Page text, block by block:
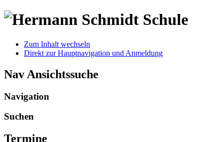
Zum Inhalt wechseln
Direkt zur Hauptnavigation und Anmeldung
Nav Ansichtssuche
Navigation
Suchen
Termine